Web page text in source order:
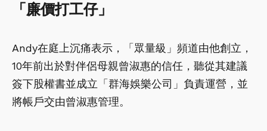
「廉價打工仔」
Andy在庭上沉痛表示，「眾量級」頻道由他創立，
10年前出於對伴侶母親曾淑惠的信任，聽從其建議
簽下股權書並成立「群海娛樂公司」負責運營，並
將帳戶交由曾淑惠管理。